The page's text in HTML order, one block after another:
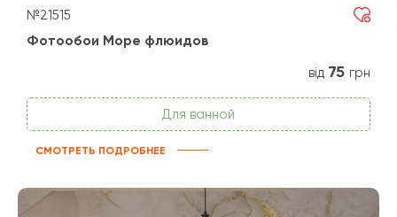
№21515
Фотообои Море флюидов
від 75 грн
Для ванной
СМОТРЕТЬ ПОДРОБНЕЕ